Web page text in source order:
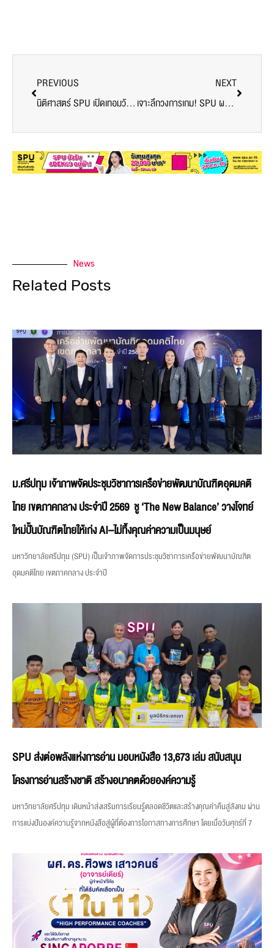
PREVIOUS
นิติศาสตร์ SPU เปิดเทอมวันแรกสุดเข้มข้น! เจาะลึก ‘อาชญาวิทยา’ กับผู้เชี่ยวชาญตัวจริง
NEXT
เจาะลึกวงการเกม! SPU ผนึก True5G เปิดคลาสอีสปอร์ตสุดเข้มข้น สอนโดยมืออาชีพระดับแถวหน้า
News
Related Posts
ม.ศรีปทุม เจ้าภาพจัดประชุมวิชาการเครือข่ายพัฒนาบัณฑิตอุดมคติ
ไทย เขตภาคกลาง ประจำปี 2569 ชู ‘The New Balance’ วางโจทย์
ใหม่ปั้นบัณฑิตไทยให้เก่ง AI–ไม่ทิ้งคุณค่าความเป็นมนุษย์
มหาวิทยาลัยศรีปทุม (SPU) เป็นเจ้าภาพจัดการประชุมวิชาการเครือข่ายพัฒนาบัณฑิต
อุดมคติไทย เขตภาคกลาง ประจำปี
SPU ส่งต่อพลังแห่งการอ่าน มอบหนังสือ 13,673 เล่ม สนับสนุน
โครงการอ่านสร้างชาติ สร้างอนาคตด้วยองค์ความรู้
มหาวิทยาลัยศรีปทุม เดินหน้าส่งเสริมการเรียนรู้ตลอดชีวิตและสร้างคุณค่าคืนสู่สังคม ผ่าน
การแบ่งปันองค์ความรู้จากหนังสือสู่ผู้ที่ต้องการโอกาสทางการศึกษา โดยเมื่อวันศุกร์ที่ 7